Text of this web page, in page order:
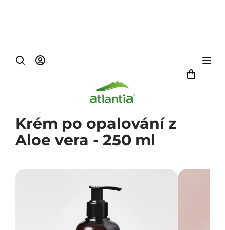
Krém po opalování z
Aloe vera - 250 ml